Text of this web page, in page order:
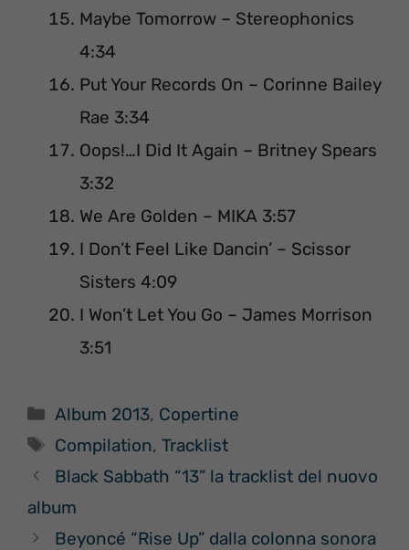
Maybe Tomorrow – Stereophonics
4:34
Put Your Records On – Corinne Bailey
Rae 3:34
Oops!…I Did It Again – Britney Spears
3:32
We Are Golden – MIKA 3:57
I Don’t Feel Like Dancin’ – Scissor
Sisters 4:09
I Won’t Let You Go – James Morrison
3:51
Categorie
Album 2013, Copertine
Tag
Compilation,Tracklist
Black Sabbath “13” la tracklist del nuovo
album
Beyoncé “Rise Up” dalla colonna sonora